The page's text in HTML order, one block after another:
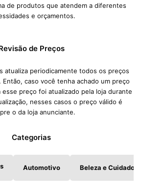
de produtos que atendem a diferentes
e orçamentos.
de Preços
atualiza periodicamente todos os preços
Então, caso você tenha achado um preço
preço foi atualizado pela loja durante
nesses casos o preço válido é
o da loja anunciante.
Categorias
Automotivo Beleza e Cuidados